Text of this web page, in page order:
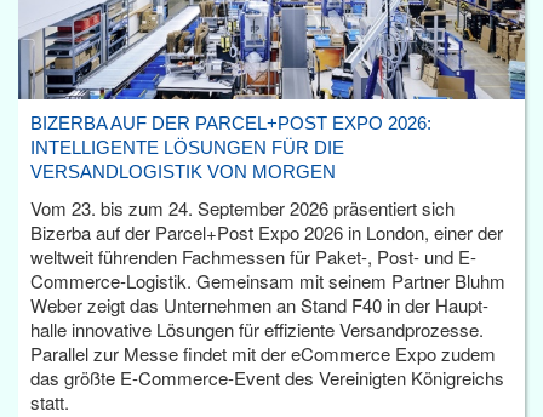
BIZERBA AUF DER PARCEL+POST EXPO 2026:
INTELLIGENTE LÖSUNGEN FÜR DIE
VERSANDLOGISTIK VON MORGEN
Vom 23. bis zum 24. September 2026 präsentiert sich
Bizerba auf der Parcel+Post Expo 2026 in London, einer der
weltweit führenden Fachmessen für Paket-, Post- und E-
Commerce-Logistik. Gemeinsam mit seinem Partner Bluhm
Weber zeigt das Unternehmen an Stand F40 in der Haupt­
halle innovative Lösungen für effiziente Versandprozesse.
Parallel zur Messe findet mit der eCommerce Expo zudem
das größte E-Commerce-Event des Vereinigten Königreichs
statt.